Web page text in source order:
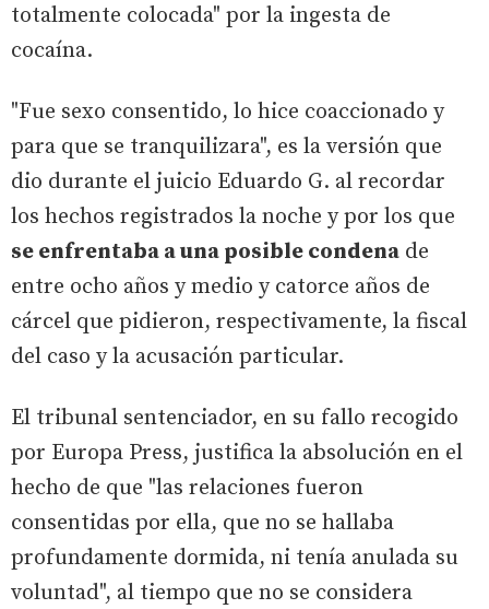
totalmente colocada" por la ingesta de
cocaína.
"Fue sexo consentido, lo hice coaccionado y
para que se tranquilizara", es la versión que
dio durante el juicio Eduardo G. al recordar
los hechos registrados la noche y por los que
se enfrentaba a una posible condena de
entre ocho años y medio y catorce años de
cárcel que pidieron, respectivamente, la fiscal
del caso y la acusación particular.
El tribunal sentenciador, en su fallo recogido
por Europa Press, justifica la absolución en el
hecho de que "las relaciones fueron
consentidas por ella, que no se hallaba
profundamente dormida, ni tenía anulada su
voluntad", al tiempo que no se considera